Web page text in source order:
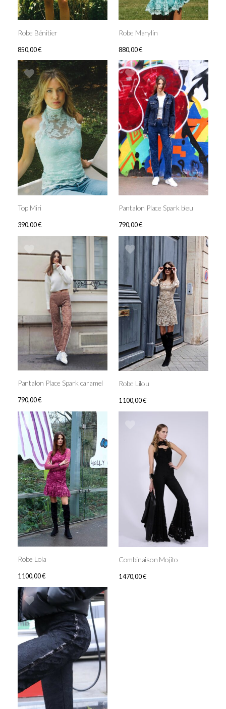
Robe Bénitier
850,00€
Robe Marylin
880,00€
Top Miri
390,00€
Pantalon Place Spark bleu
790,00€
Pantalon Place Spark caramel
790,00€
Robe Lilou
1 100,00€
Robe Lola
1 100,00€
Combinaison Mojito
1 470,00€